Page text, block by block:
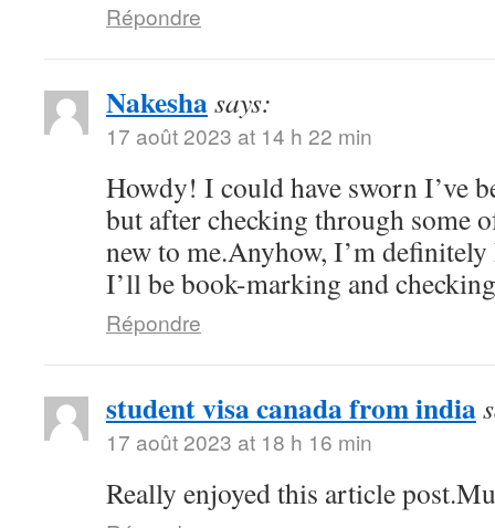
Répondre
Nakeshasays:
17 août 2023 at 14 h 22 min
Howdy! I could have sworn I’ve
but after checking through some
new to me.Anyhow, I’m
I’ll be book-marking and
Répondre
student visa canada from india
17 août 2023 at 18 h 16 min
Really enjoyed this article